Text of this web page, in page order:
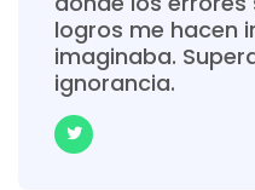
logros me hacen
imaginaba.
ignorancia.